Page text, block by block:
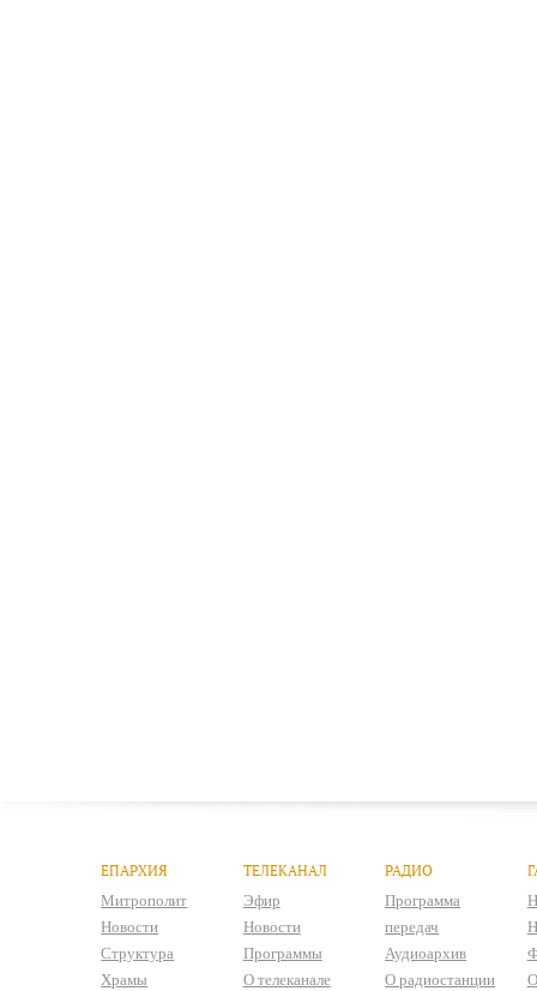
ЕПАРХИЯ
Митрополит
Новости
Структура
Храмы
ТЕЛЕКАНАЛ
Эфир
Новости
Программы
О телеканале
РАДИО
Программа
передач
Аудиоархив
О радиостанции